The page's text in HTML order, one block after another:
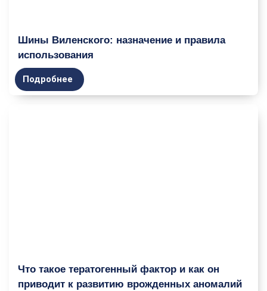
Шины Виленского: назначение и правила
использования
Подробнее
Что такое тератогенный фактор и как он
приводит к развитию врожденных аномалий